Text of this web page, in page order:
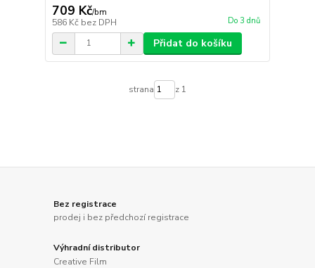
709 Kč/bm
586 Kč bez DPH Do 3 dnů
Přidat do košíku
strana z 1
Bez registrace
prodej i bez předchozí registrace
Výhradní distributor
Creative Film